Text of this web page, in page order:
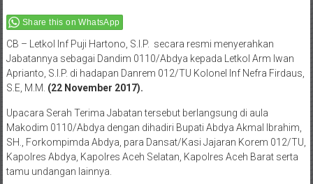
Share this on WhatsApp
CB – Letkol Inf Puji Hartono, S.I.P. secara resmi menyerahkan
Jabatannya sebagai Dandim 0110/Abdya kepada Letkol Arm Iwan
Aprianto, S.I.P. di hadapan Danrem 012/TU Kolonel Inf Nefra Firdaus,
S.E, M.M. (22 November 2017).
Upacara Serah Terima Jabatan tersebut berlangsung di aula
Makodim 0110/Abdya dengan dihadiri Bupati Abdya Akmal Ibrahim,
SH., Forkompimda Abdya, para Dansat/Kasi Jajaran Korem 012/TU,
Kapolres Abdya, Kapolres Aceh Selatan, Kapolres Aceh Barat serta
tamu undangan lainnya.